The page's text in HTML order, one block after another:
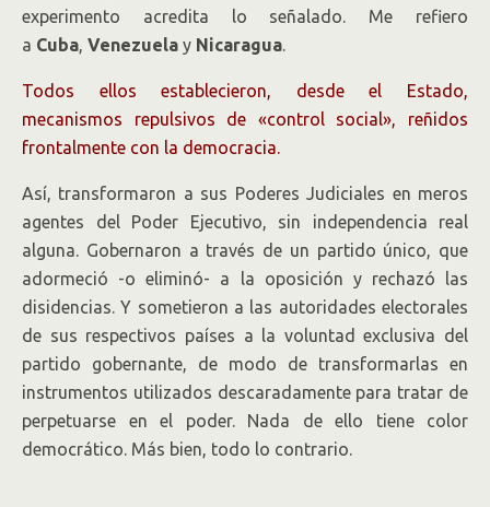
experimento acredita lo señalado. Me refiero
a Cuba, Venezuela y Nicaragua.
Todos ellos establecieron, desde el Estado,
mecanismos repulsivos de «control social», reñidos
frontalmente con la democracia.
Así, transformaron a sus Poderes Judiciales en meros
agentes del Poder Ejecutivo, sin independencia real
alguna. Gobernaron a través de un partido único, que
adormeció -o eliminó- a la oposición y rechazó las
disidencias. Y sometieron a las autoridades electorales
de sus respectivos países a la voluntad exclusiva del
partido gobernante, de modo de transformarlas en
instrumentos utilizados descaradamente para tratar de
perpetuarse en el poder. Nada de ello tiene color
democrático. Más bien, todo lo contrario.